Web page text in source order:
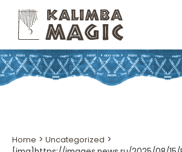
Home > Uncategorized >